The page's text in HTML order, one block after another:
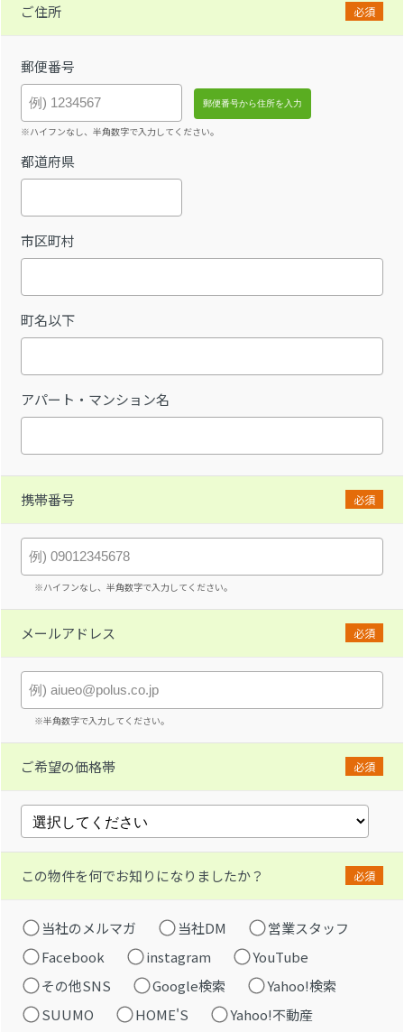
ご住所 必須
郵便番号
※ハイフンなし、半角数字で入力してください。
都道府県
市区町村
町名以下
アパート・マンション名
携帯番号 必須
※ハイフンなし、半角数字で入力してください。
メールアドレス 必須
※半角数字で入力してください。
ご希望の価格帯 必須
この物件を何でお知りになりましたか？ 必須
当社のメルマガ 当社DM
営業スタッフ
Facebook
instagram
YouTube
その他SNS
Google検索
Yahoo!検索
SUUMO
HOME'S
Yahoo!不動産